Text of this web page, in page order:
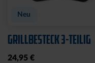
Neu
GRILLBESTECK 3-TEILIG
24,95 €